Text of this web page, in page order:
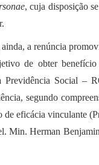
, cuja disposição
a renúncia
de obter benefício
Previdência Social –
segundo
de eficácia vinculante
Min. Herman